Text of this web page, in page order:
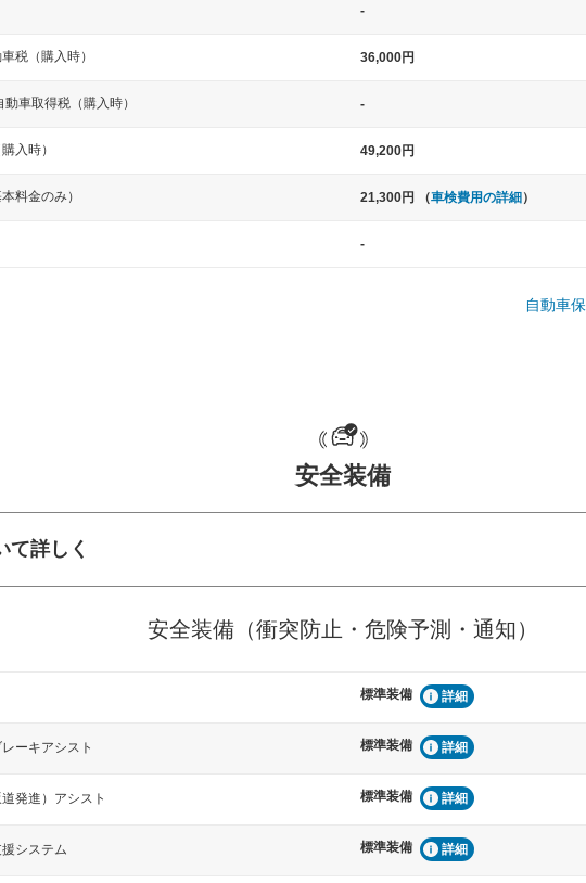
ハイエース
-
税（購入時） 36,000円
車取得税（購入時） -
入時） 49,200円
料金のみ） 21,300円 （車検費用の詳細 ）
-
自動車
安全装備
て詳しく
や歩行者との衝突を回避するプリクラッシュブレ
シスト、ABSなどが装備されています。
見えにくい場所に潜む
テムなどが装備されて
防止
トなどが装備されています
車間距離制御
ブ・クルーズ・コント
車支援
ストやサイドブラインドモニターなどが装備さ
衝撃軽減
るSRSエアバッグシス
ルトなどが装備されて
安全装備（衝突防止・危険予測・通知）
標準装備 詳細
ーキアシスト 標準装備 詳細
発進）アシスト 標準装備 詳細
システム 標準装備 詳細